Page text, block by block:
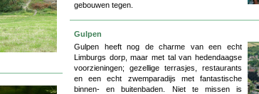
gebouwen tegen.
Gulpen
Gulpen heeft nog de charme van een echt
Limburgs dorp, maar met tal van hedendaagse
voorzieningen; gezellige terrasjes, restaurants
en een echt zwemparadijs met fantastische
binnen- en buitenbaden. Niet te missen is